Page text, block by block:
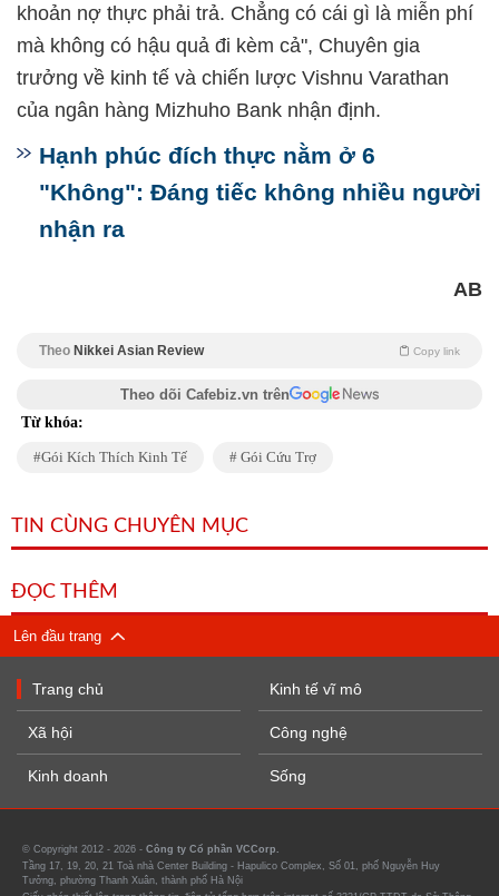
khoản nợ thực phải trả. Chẳng có cái gì là miễn phí
mà không có hậu quả đi kèm cả", Chuyên gia
trưởng về kinh tế và chiến lược Vishnu Varathan
của ngân hàng Mizhuho Bank nhận định.
Hạnh phúc đích thực nằm ở 6
"Không": Đáng tiếc không nhiều người
nhận ra
AB
Theo Nikkei Asian Review Copy link
Theo dõi Cafebiz.vn trên
Từ khóa:
Gói Kích Thích Kinh Tế Gói Cứu Trợ
TIN CÙNG CHUYÊN MỤC
ĐỌC THÊM
Lên đầu trang
Trang chủ
Xã hội
Kinh doanh
Kinh tế vĩ mô
Công nghệ
Sống
© Copyright 2012 - 2026 - Công ty Cổ phần VCCorp.
Tầng 17, 19, 20, 21 Toà nhà Center Building - Hapulico Complex, Số 01, phố Nguyễn Huy
Tưởng, phường Thanh Xuân, thành phố Hà Nội